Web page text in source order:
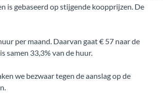
is gebaseerd op stijgende koopprijzen. De
per maand. Daarvan gaat € 57 naar de
samen 33,3% van de huur.
we bezwaar tegen de aanslag op de